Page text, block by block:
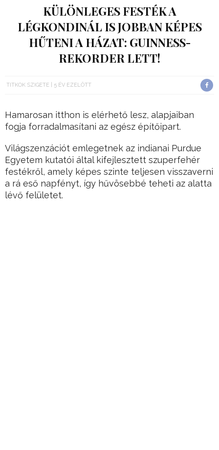
KÜLÖNLEGES FESTÉK A
LÉGKONDINÁL IS JOBBAN KÉPES
HŰTENI A HÁZAT: GUINNESS-
REKORDER LETT!
TITKOK SZIGETE 5 ÉV EZELŐTT
Hamarosan itthon is elérhető lesz, alapjaiban
fogja forradalmasítani az egész építőipart.
Világszenzációt emlegetnek az indianai Purdue
Egyetem kutatói által kifejlesztett szuperfehér
festékről, amely képes szinte teljesen visszaverni
a rá eső napfényt, így hűvösebbé teheti az alatta
lévő felületet.